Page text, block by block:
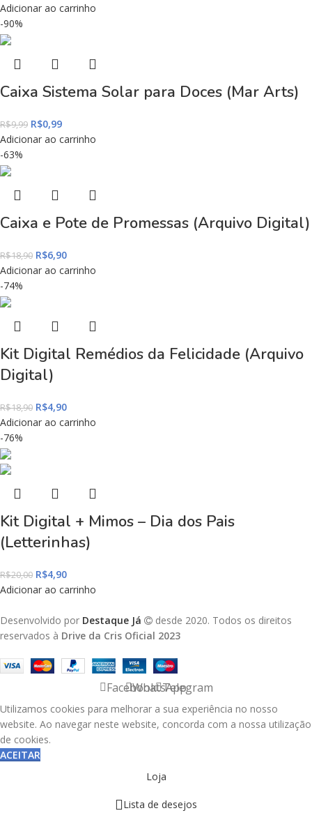
Adicionar ao carrinho
-90%
Caixa Sistema Solar para Doces (Mar Arts)
R$9,99 R$0,99
Adicionar ao carrinho
-63%
Caixa e Pote de Promessas (Arquivo Digital)
R$18,90 R$6,90
Adicionar ao carrinho
-74%
Kit Digital Remédios da Felicidade (Arquivo
Digital)
R$18,90 R$4,90
Adicionar ao carrinho
-76%
Kit Digital + Mimos – Dia dos Pais
(Letterinhas)
R$20,00 R$4,90
Adicionar ao carrinho
Desenvolvido por Destaque Já
desde 2020. Todos os direitos
reservados à Drive da Cris Oficial 2023
FacebookWhatsAppTelegram
Utilizamos cookies para melhorar a sua experiência no nosso
website. Ao navegar neste website, concorda com a nossa utilização
de cookies.
ACEITAR
Loja
Lista de desejos